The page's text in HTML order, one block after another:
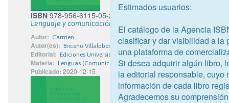
ISBN 978-956-6115-05-2
Lenguaje y comunicación 4° Básico
Autor: Carmen
Autor(es): Briceño Villalobos, Carmen; González Martínez, Víctor;
Editorial: Ediciones Universidad San Sebastián
Materia: Lenguas (Comunicación) en la escuela primaria Libros de
Publicado: 2020-12-15
Estimados usuarios:
El catálogo de la Agencia
clasificar y dar visibilidad a la
una plataforma de
Si desea adquirir algún libro,
la editorial responsable, cuyo
información de cada libro
Agradecemos su